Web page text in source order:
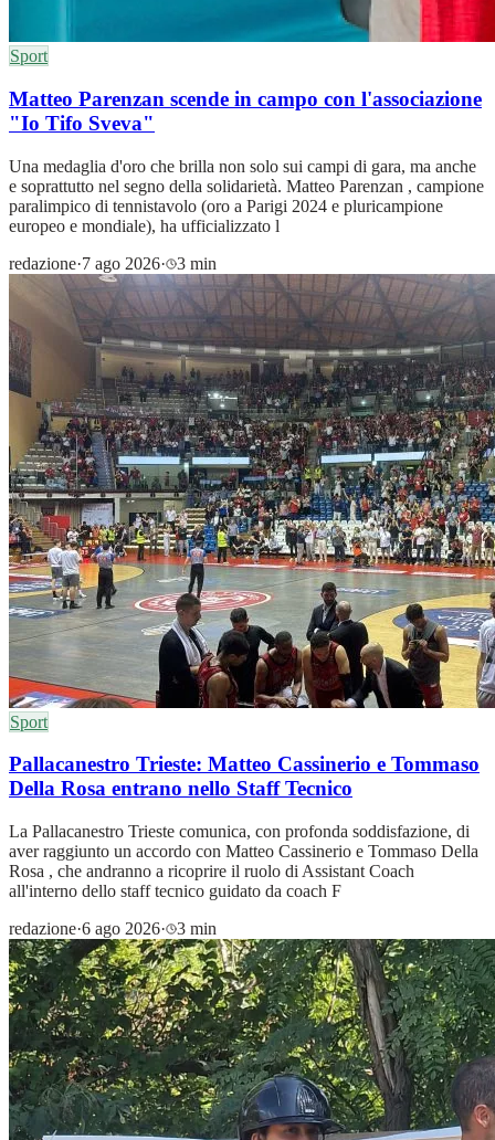
Sport
Matteo Parenzan scende in campo con l'associazione
"Io Tifo Sveva"
Una medaglia d'oro che brilla non solo sui campi di gara, ma anche
e soprattutto nel segno della solidarietà. Matteo Parenzan , campione
paralimpico di tennistavolo (oro a Parigi 2024 e pluricampione
europeo e mondiale), ha ufficializzato l
redazione·7 ago 2026· 3 min
Sport
Pallacanestro Trieste: Matteo Cassinerio e Tommaso
Della Rosa entrano nello Staff Tecnico
La Pallacanestro Trieste comunica, con profonda soddisfazione, di
aver raggiunto un accordo con Matteo Cassinerio e Tommaso Della
Rosa , che andranno a ricoprire il ruolo di Assistant Coach
all'interno dello staff tecnico guidato da coach F
redazione·6 ago 2026· 3 min